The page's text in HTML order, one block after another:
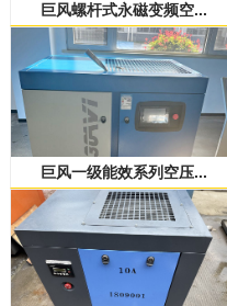
巨风螺杆式永磁变频空...
巨风一级能效系列空压...